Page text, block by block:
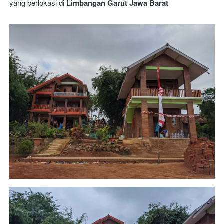
yang berlokasi di Limbangan Garut Jawa Barat